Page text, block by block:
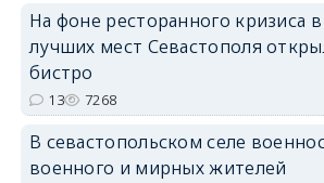
На фоне ресторанного кризиса
лучших мест Севастополя
бистро
13 7268
В севастопольском селе
военного и мирных жителей